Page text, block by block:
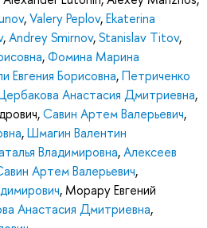
,Valery Peplov,Ekaterina
,Andrey Smirnov,Stanislav Titov,
,Фомина Марина
Евгения Борисовна,Петриченко
Анастасия Дмитриевна,
,Савин Артем Валерьевич,
,Шмагин Валентин
Владимировна,Алексеев
Артем Валерьевич,
, Морару Евгений
Анастасия Дмитриевна,